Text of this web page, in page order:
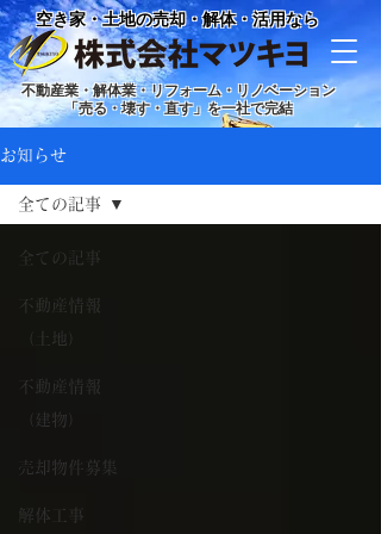
空き家・土地の売却・解体・活用なら
不動産業・解体業・リフォーム・リノベーション
「売る・壊す・直す」を一社で完結
お知らせ
全ての記事
不動産情報
（土地）
不動産情報
（建物）
売却物件募集
解体工事
全ての記事